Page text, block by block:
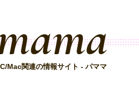
Mac関連の情報サイト - パママ